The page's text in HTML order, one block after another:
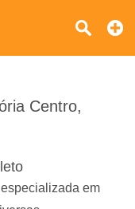
Centro,
em